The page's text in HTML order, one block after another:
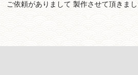
ご依頼がありまして 製作させて頂きまし